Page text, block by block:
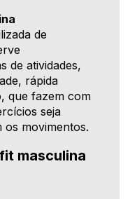
de
de atividades,
rápida
que fazem com
seja
os movimentos.
masculina